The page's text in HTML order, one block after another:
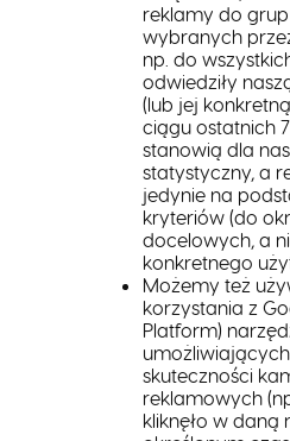
reklamy do
wybranych
np. do
odwiedziły
(lub jej
ciągu ostatnich
stanowią dla
statystyczny, a
jedynie na
kryteriów (do
docelowych, a
konkretnego
Możemy też
korzystania z
Platform)
skuteczności
reklamowych
kliknęło w daną